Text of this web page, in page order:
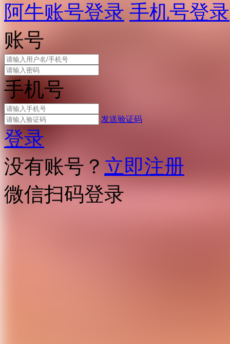
阿牛账号登录 手机号登录
账号
手机号
发送验证码
登录
没有账号？ 立即注册
微信扫码登录